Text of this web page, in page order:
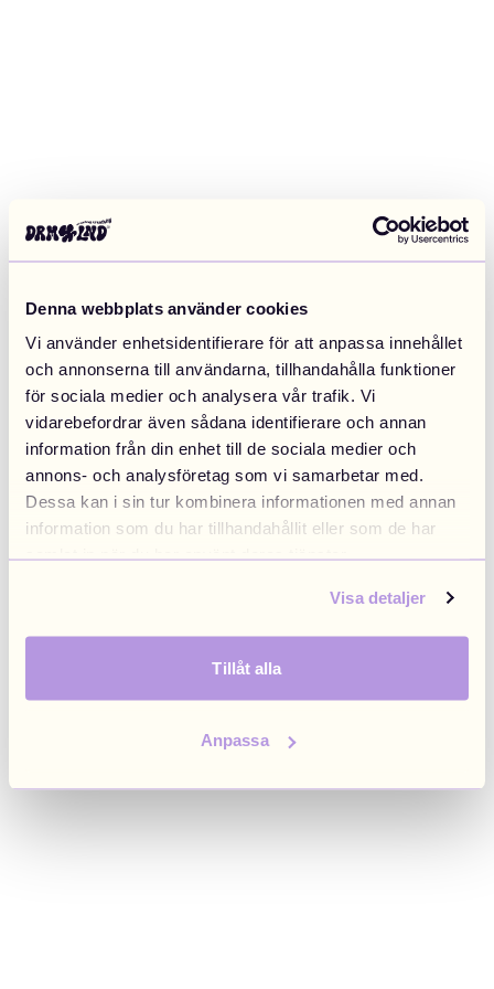
Denna webbplats använder cookies
Vi använder enhetsidentifierare för att anpassa innehållet
och annonserna till användarna, tillhandahålla funktioner
för sociala medier och analysera vår trafik. Vi
vidarebefordrar även sådana identifierare och annan
information från din enhet till de sociala medier och
annons- och analysföretag som vi samarbetar med.
Dessa kan i sin tur kombinera informationen med annan
information som du har tillhandahållit eller som de har
samlat in när du har använt deras tjänster.
Visa detaljer
Tillåt alla
Anpassa
Application error: a client-side exception has occurred (see the
browser console for more information).